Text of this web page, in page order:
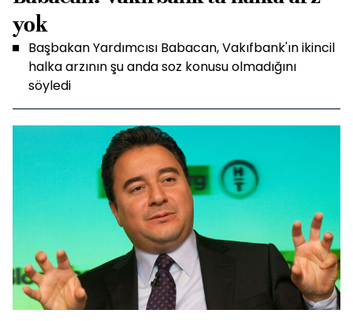
yok
Başbakan Yardımcısı Babacan, Vakıfbank'ın ikincil
halka arzının şu anda soz konusu olmadığını
söyledi